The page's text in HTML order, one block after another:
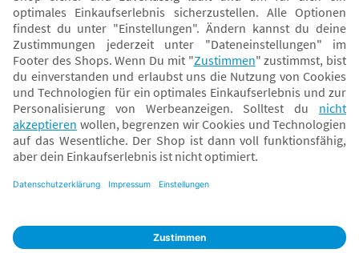
* Alle Preise inkl. MwSt. und ggf. zzgl.Versandkosten. Der dargestellte Preis gilt -
abhängig von der von dir gewählten Option - im BabyOne-Onlineshop oder bei
Abholung in dem von dir gewählten BabyOne-Franchise-Betrieb. Der für den
Onlineshop geltende Preis stellt bei einem Verkauf durch unsere Franchise-
Nehmer eine unverbindliche Preisempfehlung dar. Der Verkaufspreis der
Franchise-Nehmer im Rahmen der Option „Reservieren und Abholen“ kann
Versandzeiten gelten nur bei Bezahlung mit einer der folgenden Zahlarten: